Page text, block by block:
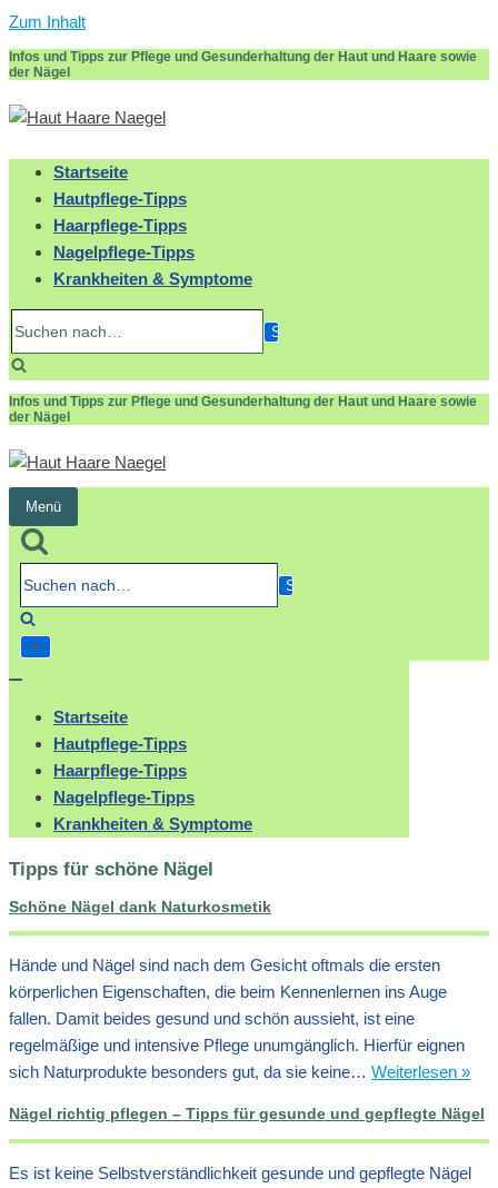
Zum Inhalt
Infos und Tipps zur Pflege und Gesunderhaltung der Haut und Haare sowie
der Nägel
Startseite
Hautpflege-Tipps
Haarpflege-Tipps
Nagelpflege-Tipps
Krankheiten & Symptome
Infos und Tipps zur Pflege und Gesunderhaltung der Haut und Haare sowie
der Nägel
Menü
Navigation
umschalten
Startseite
Hautpflege-Tipps
Haarpflege-Tipps
Nagelpflege-Tipps
Krankheiten & Symptome
Tipps für schöne Nägel
Schöne Nägel dank Naturkosmetik
Hände und Nägel sind nach dem Gesicht oftmals die ersten
körperlichen Eigenschaften, die beim Kennenlernen ins Auge
fallen. Damit beides gesund und schön aussieht, ist eine
regelmäßige und intensive Pflege unumgänglich. Hierfür eignen
sich Naturprodukte besonders gut, da sie keine… Weiterlesen »
Nägel richtig pflegen – Tipps für gesunde und gepflegte Nägel
Es ist keine Selbstverständlichkeit gesunde und gepflegte Nägel